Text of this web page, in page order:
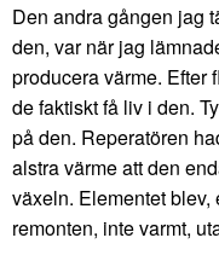
Den andra gången jag
den, var när jag
producera värme. Efter
de faktiskt få liv i den.
på den. Reperatören
alstra värme att den
växeln. Elementet
remonten, inte varmt,